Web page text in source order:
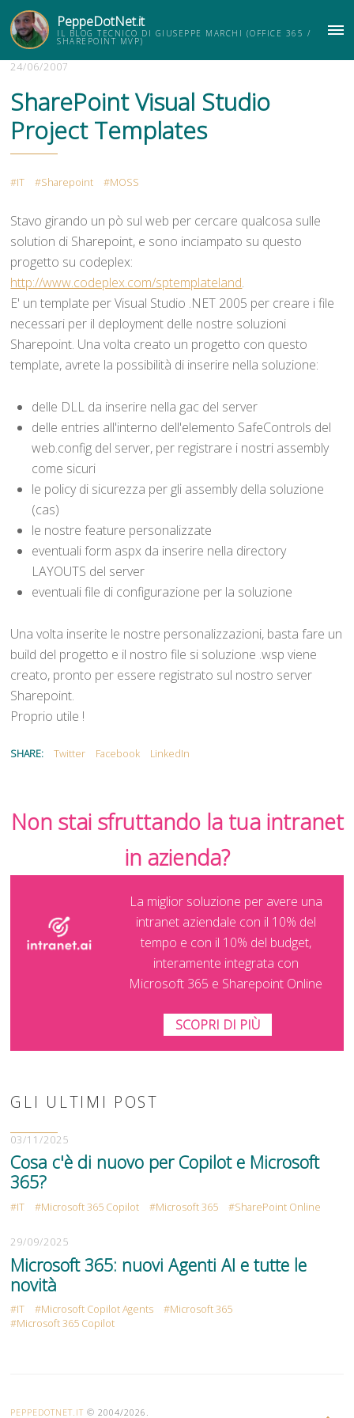
PeppeDotNet.it
IL BLOG TECNICO DI GIUSEPPE MARCHI (OFFICE 365 /
SHAREPOINT MVP)
24/06/2007
SharePoint Visual Studio
Project Templates
IT Sharepoint MOSS
Stavo girando un pò sul web per cercare qualcosa sulle
solution di Sharepoint, e sono inciampato su questo
progetto su codeplex:
http://www.codeplex.com/sptemplateland.
E' un template per Visual Studio .NET 2005 per creare i file
necessari per il deployment delle nostre soluzioni
Sharepoint. Una volta creato un progetto con questo
template, avrete la possibilità di inserire nella soluzione:
delle DLL da inserire nella gac del server
delle entries all'interno dell'elemento SafeControls del
web.config del server, per registrare i nostri assembly
come sicuri
le policy di sicurezza per gli assembly della soluzione
(cas)
le nostre feature personalizzate
eventuali form aspx da inserire nella directory
LAYOUTS del server
eventuali file di configurazione per la soluzione
Una volta inserite le nostre personalizzazioni, basta fare un
build del progetto e il nostro file si soluzione .wsp viene
creato, pronto per essere registrato sul nostro server
Sharepoint.
Proprio utile !
SHARE: Twitter Facebook LinkedIn
Non stai sfruttando la tua intranet
in azienda?
La miglior soluzione per avere una
intranet aziendale con il 10% del
tempo e con il 10% del budget,
interamente integrata con
Microsoft 365 e Sharepoint Online
SCOPRI DI PIÙ
GLI ULTIMI POST
03/11/2025
Cosa c'è di nuovo per Copilot e Microsoft
365?
IT Microsoft 365 Copilot Microsoft 365 SharePoint Online
29/09/2025
Microsoft 365: nuovi Agenti AI e tutte le
novità
IT Microsoft Copilot Agents
Microsoft 365
Microsoft 365 Copilot
PEPPEDOTNET.IT © 2004/2026.